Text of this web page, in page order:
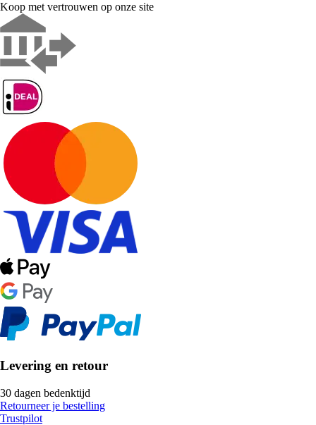
Koop met vertrouwen op onze site
Levering en retour
30 dagen bedenktijd
Retourneer je bestelling
Trustpilot